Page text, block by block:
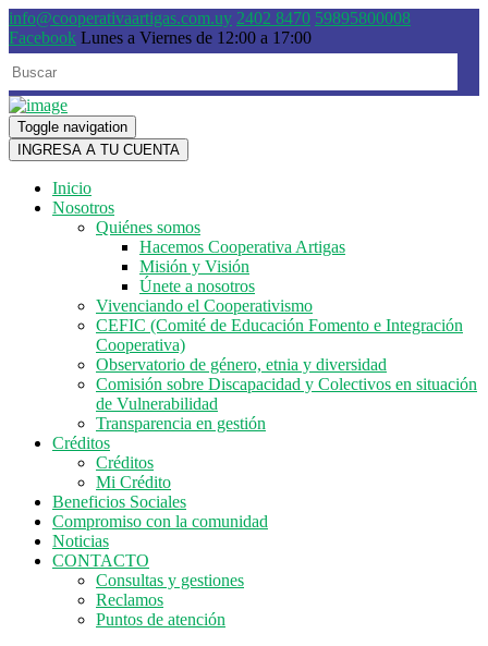
info@cooperativaartigas.com.uy 2402 8470 59895800008
Facebook Lunes a Viernes de 12:00 a 17:00
Toggle navigation
INGRESA A TU CUENTA
Inicio
Nosotros
Quiénes somos
Hacemos Cooperativa Artigas
Misión y Visión
Únete a nosotros
Vivenciando el Cooperativismo
CEFIC (Comité de Educación Fomento e Integración
Cooperativa)
Observatorio de género, etnia y diversidad
Comisión sobre Discapacidad y Colectivos en situación
de Vulnerabilidad
Transparencia en gestión
Créditos
Créditos
Mi Crédito
Beneficios Sociales
Compromiso con la comunidad
Noticias
CONTACTO
Consultas y gestiones
Reclamos
Puntos de atención